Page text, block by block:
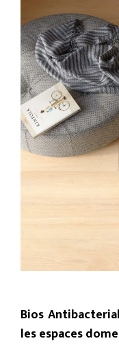
Bios
les espaces